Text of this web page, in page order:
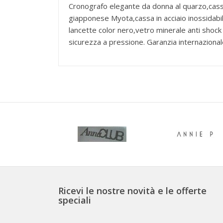
Cronografo elegante da donna al
giapponese Myota,cassa in acciaio
lancette color nero,vetro minerale anti
sicurezza a pressione. Garanzia
Ricevi le nostre novità e le offerte
speciali